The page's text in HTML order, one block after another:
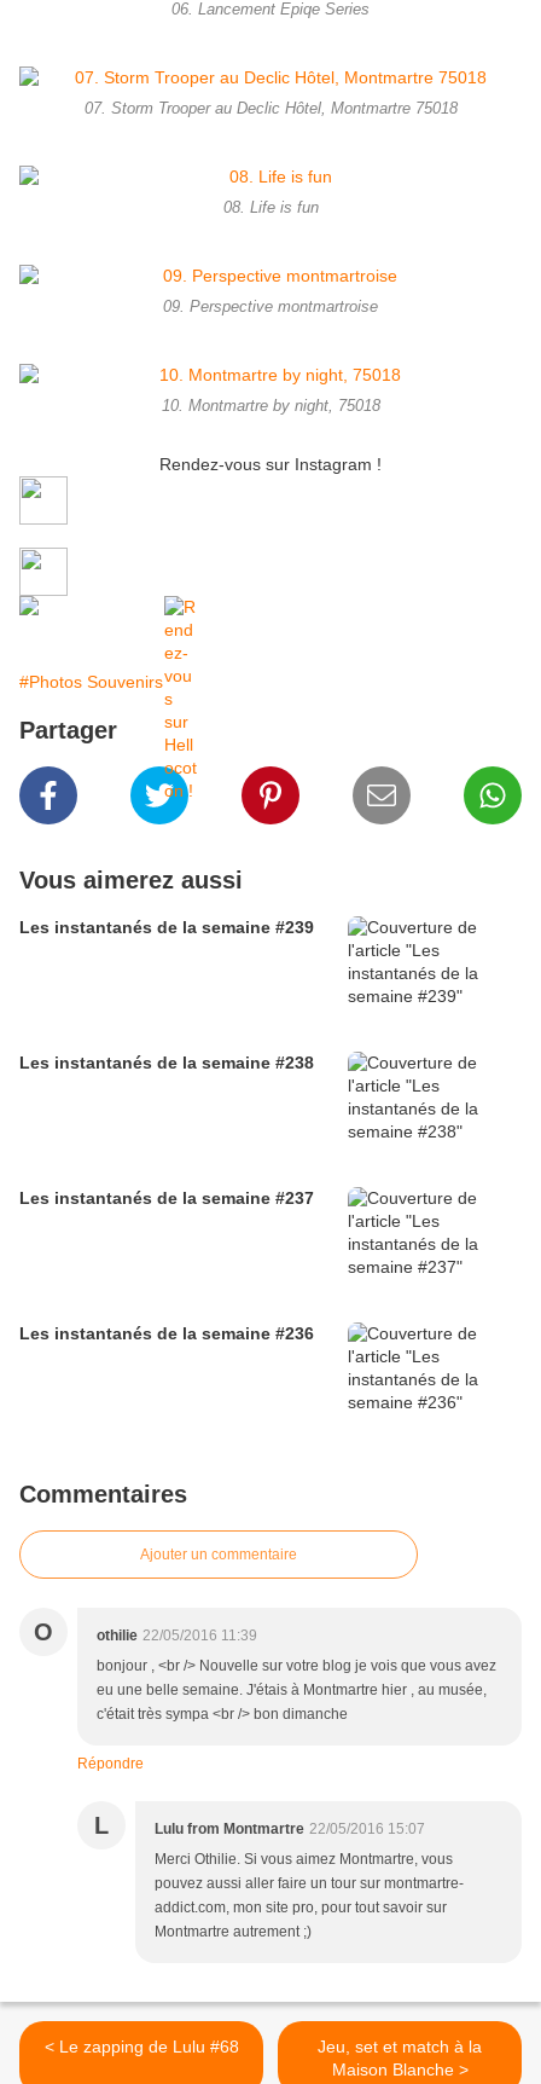
06. Lancement Epiqe Series
07. Storm Trooper au Declic Hôtel, Montmartre 75018
08. Life is fun
09. Perspective montmartroise
10. Montmartre by night, 75018
Rendez-vous sur Instagram !
#Photos Souvenirs
Partager
Vous aimerez aussi
Les instantanés de la semaine #239
Les instantanés de la semaine #238
Les instantanés de la semaine #237
Les instantanés de la semaine #236
Commentaires
Ajouter un commentaire
O othilie 22/05/2016 11:39
bonjour , <br /> Nouvelle sur votre blog je vois que vous avez
eu une belle semaine. J'étais à Montmartre hier , au musée,
c'était très sympa <br /> bon dimanche
Répondre
L Lulu from Montmartre 22/05/2016 15:07
Merci Othilie. Si vous aimez Montmartre, vous
pouvez aussi aller faire un tour sur montmartre-
addict.com, mon site pro, pour tout savoir sur
Montmartre autrement ;)
< Le zapping de Lulu #68
Jeu, set et match à la
Maison Blanche >